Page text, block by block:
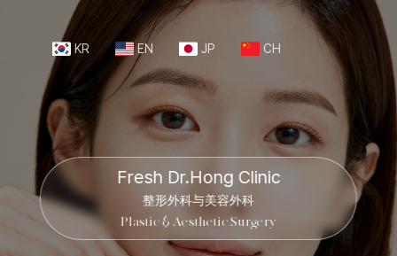
Fresh Dr.Hong Clinic
整形外科与美容外科
Plastic & Aesthetic Surgery
KR EN JP CH